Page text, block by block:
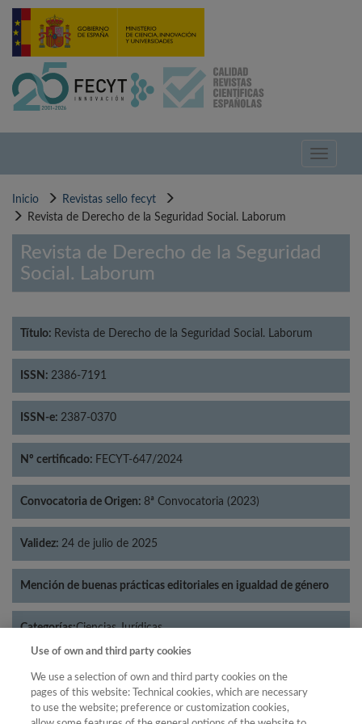
Pasar
contenido
Toggle
Inicio
Revistas sello fecyt
Revista de Derecho de la Seguridad Social. Laborum
Revista de Derecho de la Seguridad
Social. Laborum
Título: Revista de Derecho de la Seguridad Social. Laborum
ISSN: 2386-7191
ISSN-e: 2387-0370
Nº certificado: FECYT-647/2024
Convocatoria de Origen: 8ª Convocatoria (2023)
Validez: 24 de julio de 2025
Mención de buenas prácticas editoriales en igualdad de género
Categorías:Ciencias Jurídicas
Año
Use of own and third party cookies
We use a selection of own and third party cookies on the
pages of this website: Technical cookies, which are necessary
to use the website; preference or customization cookies,